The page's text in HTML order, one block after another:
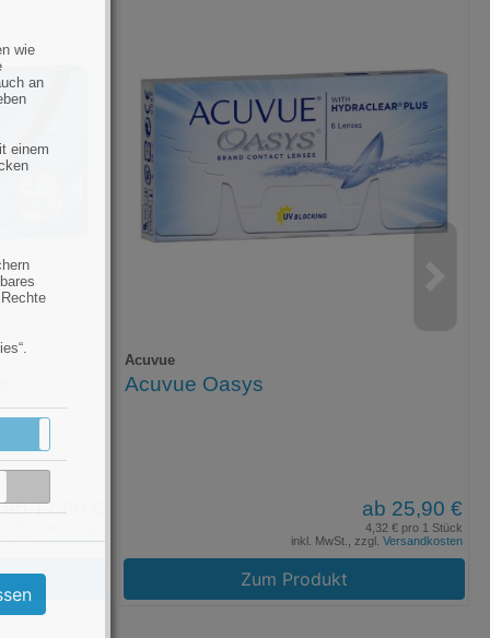
wie
an
einem
ab 17,90 €
Versandkosten
Acuvue
Acuvue Oasys
ab 25,90 €
4,32 € pro 1 Stück
inkl. MwSt., zzgl. Versandkosten
Zum Produkt